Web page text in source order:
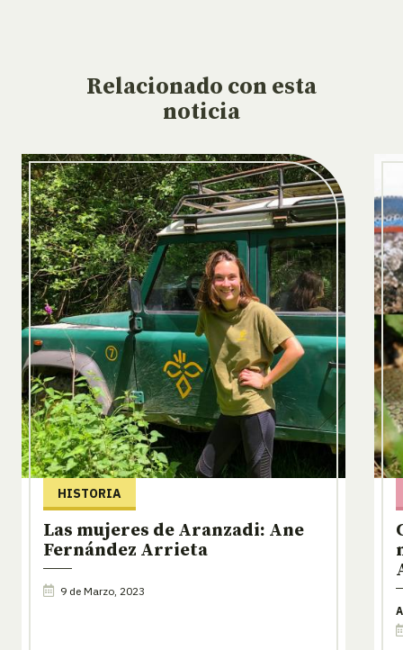
Relacionado con esta
noticia
HISTORIA
Las mujeres de Aranzadi: Ane
Fernández Arrieta
9 de Marzo, 2023